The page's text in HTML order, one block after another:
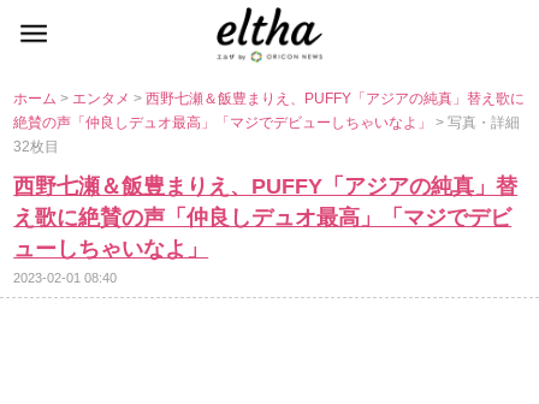
ホーム> エンタメ>西野七瀬＆飯豊まりえ、PUFFY「アジアの純真」替え歌に
絶賛の声「仲良しデュオ最高」「マジでデビューしちゃいなよ」> 写真・詳細
32枚目
西野七瀬＆飯豊まりえ、PUFFY「アジアの純真」替
え歌に絶賛の声「仲良しデュオ最高」「マジでデビ
ューしちゃいなよ」
2023-02-01 08:40